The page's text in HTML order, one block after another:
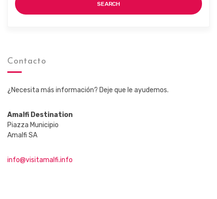
SEARCH
Contacto
¿Necesita más información? Deje que le ayudemos.
Amalfi Destination
Piazza Municipio
Amalfi SA
info@visitamalfi.info